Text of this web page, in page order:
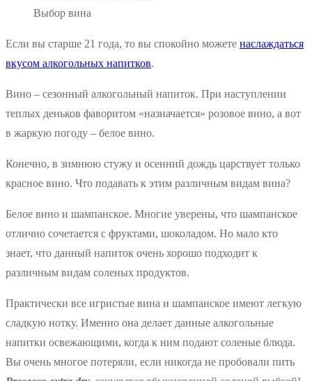
Выбор вина
Если вы старше 21 года, то вы спокойно можете наслаждаться
вкусом алкогольных напитков.
Вино – сезонный алкогольный напиток. При наступлении
теплых деньков фаворитом «назначается» розовое вино, а вот
в жаркую погоду – белое вино.
Конечно, в зимнюю стужу и осенний дождь царствует только
красное вино. Что подавать к этим различным видам вина?
Белое вино и шампанское. Многие уверены, что шампанское
отлично сочетается с фруктами, шоколадом. Но мало кто
знает, что данный напиток очень хорошо подходит к
различным видам соленых продуктов.
Практически все игристые вина и шампанское имеют легкую
сладкую нотку. Именно она делает данные алкогольные
напитки освежающими, когда к ним подают соленые блюда.
Вы очень многое потеряли, если никогда не пробовали пить